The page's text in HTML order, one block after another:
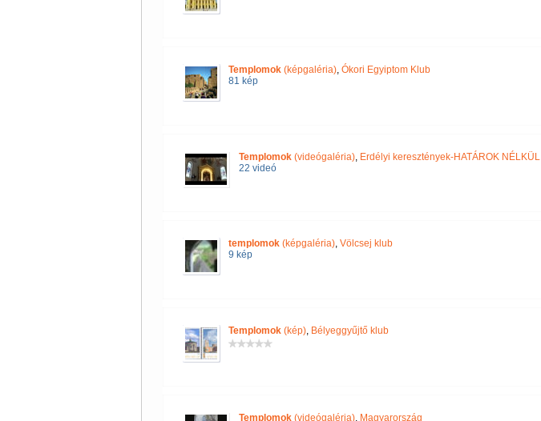
Templomok(képgaléria), Ókori Egyiptom Klub
81 kép
Templomok(videógaléria), Erdélyi keresztények-HATÁROK NÉLKÜL
22 videó
templomok(képgaléria), Völcsej klub
9 kép
Templomok(kép), Bélyeggyűjtő klub
Templomok(videógaléria), Magyarország